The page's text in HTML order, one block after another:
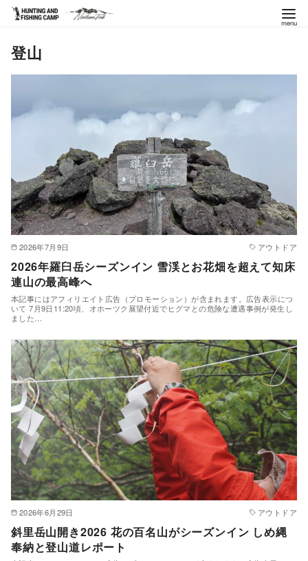
登山
2026年7月9日 アウトドア
2026年羅臼岳シーズンイン 雪渓とお花畑を超えて知床
連山の最高峰へ
本記事にはアフィリエイト広告（プロモーション）が含まれます。広告表示につ
いて 7月9日11:20頃、オホーツク展望付近でヒグマとの危険な遭遇事例が発生し
ました…
2026年6月29日 アウトドア
斜里岳山開き2026 花の百名山がシーズンイン しめ縄
奉納と登山道レポート